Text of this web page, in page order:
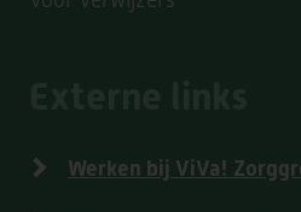
Werken bij ViVa!